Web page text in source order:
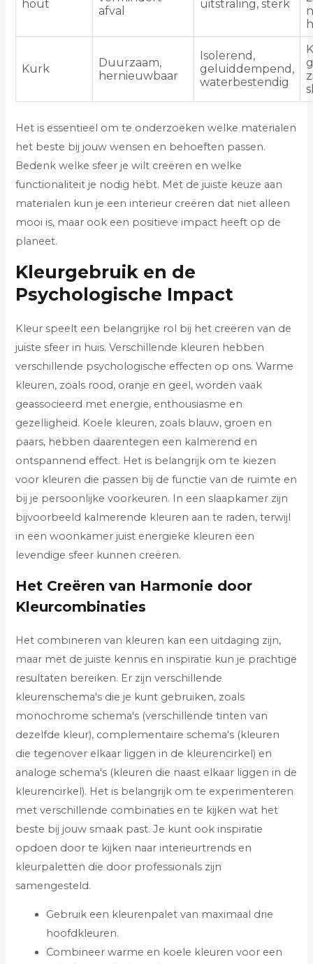
hout
afval
uitstraling, sterk
Kurk
Duurzaam,
hernieuwbaar
Isolerend,
geluiddempend,
waterbestendig
Het is essentieel om te onderzoeken welke materialen
het beste bij jouw wensen en behoeften passen.
Bedenk welke sfeer je wilt creëren en welke
functionaliteit je nodig hebt. Met de juiste keuze aan
materialen kun je een interieur creëren dat niet alleen
mooi is, maar ook een positieve impact heeft op de
planeet.
Kleurgebruik en de
Psychologische Impact
Kleur speelt een belangrijke rol bij het creëren van de
juiste sfeer in huis. Verschillende kleuren hebben
verschillende psychologische effecten op ons. Warme
kleuren, zoals rood, oranje en geel, worden vaak
geassocieerd met energie, enthousiasme en
gezelligheid. Koele kleuren, zoals blauw, groen en
paars, hebben daarentegen een kalmerend en
ontspannend effect. Het is belangrijk om te kiezen
voor kleuren die passen bij de functie van de ruimte en
bij je persoonlijke voorkeuren. In een slaapkamer zijn
bijvoorbeeld kalmerende kleuren aan te raden, terwijl
in een woonkamer juist energieke kleuren een
levendige sfeer kunnen creëren.
Het Creëren van Harmonie door
Kleurcombinaties
Het combineren van kleuren kan een uitdaging zijn,
maar met de juiste kennis en inspiratie kun je prachtige
resultaten bereiken. Er zijn verschillende
kleurenschema's die je kunt gebruiken, zoals
monochrome schema's (verschillende tinten van
dezelfde kleur), complementaire schema's (kleuren
die tegenover elkaar liggen in de kleurencirkel) en
analoge schema's (kleuren die naast elkaar liggen in de
kleurencirkel). Het is belangrijk om te experimenteren
met verschillende combinaties en te kijken wat het
beste bij jouw smaak past. Je kunt ook inspiratie
opdoen door te kijken naar interieurtrends en
kleurpaletten die door professionals zijn
samengesteld.
Gebruik een kleurenpalet van maximaal drie
hoofdkleuren.
Combineer warme en koele kleuren voor een